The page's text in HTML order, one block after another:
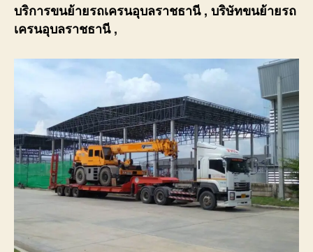
บริการขนย้ายรถเครนอุบลราชธานี, บริษัทขนย้ายรถ
เครนอุบลราชธานี,